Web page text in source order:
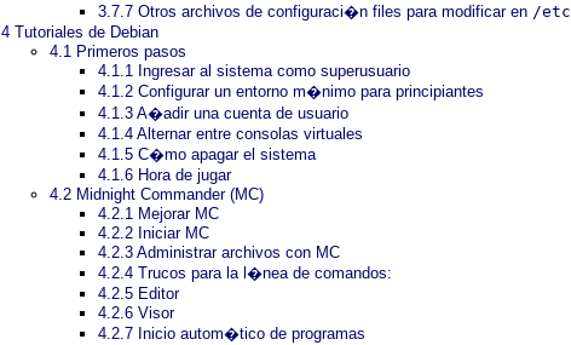
3.7.7 Otros archivos de configuraci�n files para modificar en /etc
4 Tutoriales de Debian
4.1 Primeros pasos
4.1.1 Ingresar al sistema como superusuario
4.1.2 Configurar un entorno m�nimo para principiantes
4.1.3 A�adir una cuenta de usuario
4.1.4 Alternar entre consolas virtuales
4.1.5 C�mo apagar el sistema
4.1.6 Hora de jugar
4.2 Midnight Commander (MC)
4.2.1 Mejorar MC
4.2.2 Iniciar MC
4.2.3 Administrar archivos con MC
4.2.4 Trucos para la l�nea de comandos:
4.2.5 Editor
4.2.6 Visor
4.2.7 Inicio autom�tico de programas